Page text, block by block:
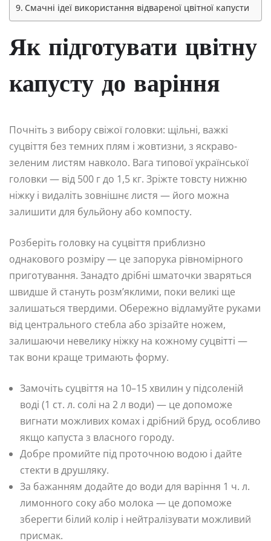
Смачні ідеї використання відвареної цвітної капусти
Як підготувати цвітну
капусту до варіння
Почніть з вибору свіжої головки: щільні, важкі
суцвіття без темних плям і жовтизни, з яскраво-
зеленим листям навколо. Вага типової української
головки — від 500 г до 1,5 кг. Зріжте товсту нижню
ніжку і видаліть зовнішнє листя — його можна
залишити для бульйону або компосту.
Розберіть головку на суцвіття приблизно
однакового розміру — це запорука рівномірного
приготування. Занадто дрібні шматочки зваряться
швидше й стануть розм’яклими, поки великі ще
залишаться твердими. Обережно відламуйте руками
від центрального стебла або зрізайте ножем,
залишаючи невелику ніжку на кожному суцвітті —
так вони краще тримають форму.
Замочіть суцвіття на 10–15 хвилин у підсоленій
воді (1 ст. л. солі на 2 л води) — це допоможе
вигнати можливих комах і дрібний бруд, особливо
якщо капуста з власного городу.
Добре промийте під проточною водою і дайте
стекти в друшляку.
За бажанням додайте до води для варіння 1 ч. л.
лимонного соку або молока — це допоможе
зберегти білий колір і нейтралізувати можливий
присмак.